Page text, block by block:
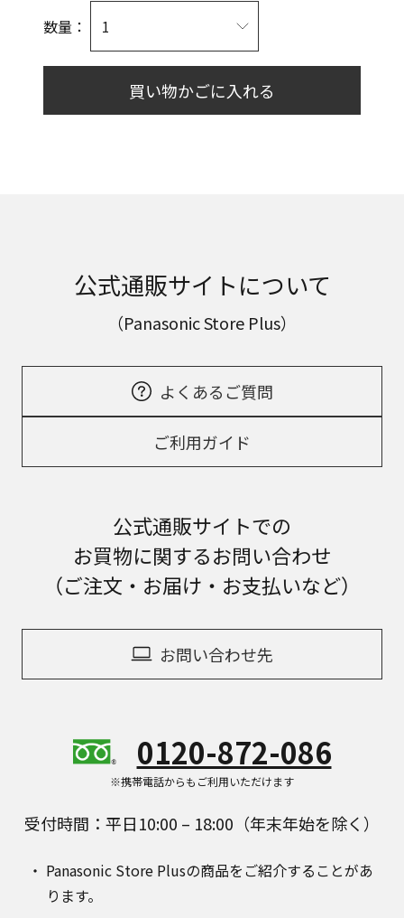
数量：
買い物かごに入れる
公式通販サイトについて
（Panasonic Store Plus）
よくあるご質問
ご利用ガイド
公式通販サイトでの
お買物に関するお問い合わせ
（ご注文・お届け・お支払いなど）
お問い合わせ先
0120-872-086
※携帯電話からもご利用いただけます
受付時間：平日10:00 – 18:00（年末年始を除く）
Panasonic Store Plusの商品をご紹介することがあ
ります。